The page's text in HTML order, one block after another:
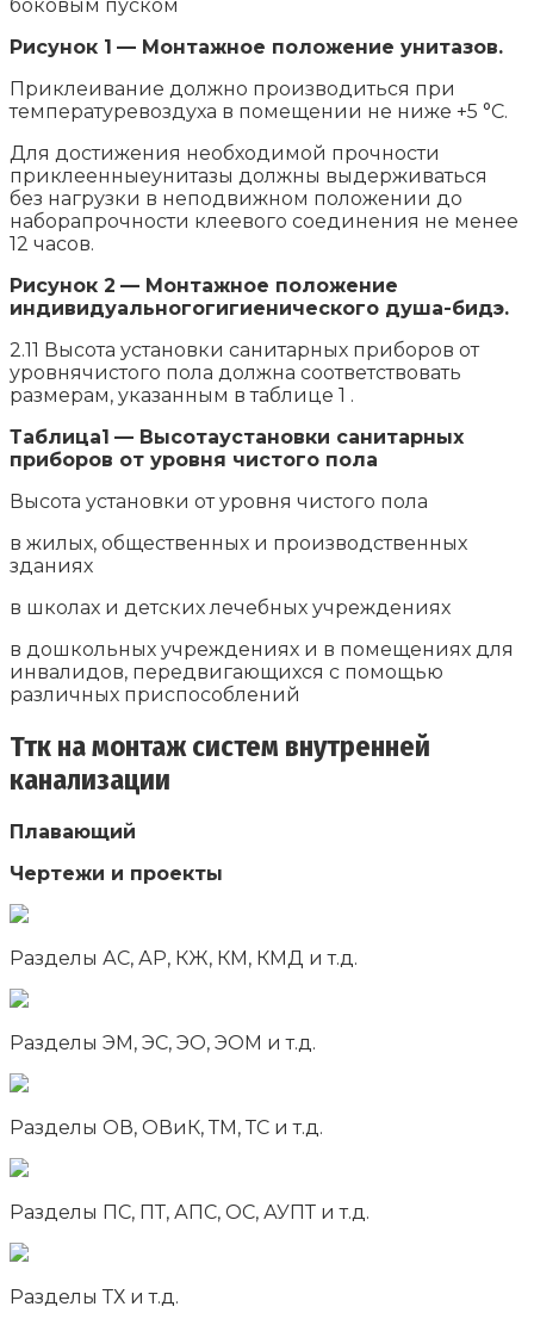
боковым пуском
Рисунок 1 — Монтажное положение унитазов.
Приклеивание должно производиться при
температуревоздуха в помещении не ниже +5 °С.
Для достижения необходимой прочности
приклеенныеунитазы должны выдерживаться
без нагрузки в неподвижном положении до
наборапрочности клеевого соединения не менее
12 часов.
Рисунок 2 — Монтажное положение
индивидуальногогигиенического душа-бидэ.
2.11 Высота установки санитарных приборов от
уровнячистого пола должна соответствовать
размерам, указанным в таблице 1 .
Таблица1 — Высотаустановки санитарных
приборов от уровня чистого пола
Высота установки от уровня чистого пола
в жилых, общественных и производственных
зданиях
в школах и детских лечебных учреждениях
в дошкольных учреждениях и в помещениях для
инвалидов, передвигающихся с помощью
различных приспособлений
Ттк на монтаж систем внутренней
канализации
Плавающий
Чертежи и проекты
Разделы АС, АР, КЖ, КМ, КМД и т.д.
Разделы ЭМ, ЭС, ЭО, ЭОМ и т.д.
Разделы ОВ, ОВиК, ТМ, ТС и т.д.
Разделы ПС, ПТ, АПС, ОС, АУПТ и т.д.
Разделы ТХ и т.д.